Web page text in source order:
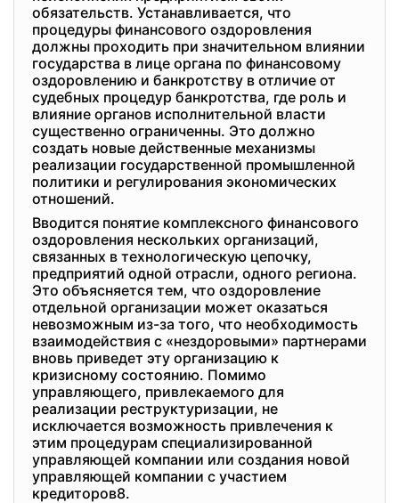
обязательств. Устанавливается, что
процедуры финансового оздоровления
должны проходить при значительном влиянии
государства в лице органа по финансовому
оздоровлению и банкротству в отличие от
судебных процедур банкротства, где роль и
влияние органов исполнительной власти
существенно ограниченны. Это должно
создать новые действенные механизмы
реализации государственной промышленной
политики и регулирования экономических
отношений.
Вводится понятие комплексного финансового
оздоровления нескольких организаций,
связанных в технологическую цепочку,
предприятий одной отрасли, одного региона.
Это объясняется тем, что оздоровление
отдельной организации может оказаться
невозможным из-за того, что необходимость
взаимодействия с «нездоровыми» партнерами
вновь приведет эту организацию к
кризисному состоянию. Помимо
управляющего, привлекаемого для
реализации реструктуризации, не
исключается возможность привлечения к
этим процедурам специализированной
управляющей компании или создания новой
управляющей компании с участием
кредиторов8.